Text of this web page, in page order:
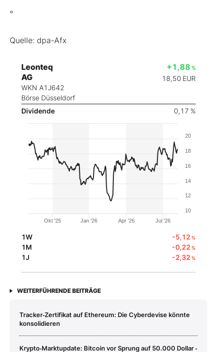
°
Quelle: dpa-Afx
Leonteq
AG
WKN A1J642
Börse Düsseldorf
+1,88 %
18,50 EUR
Dividende 0,17 %
Okt '25 Jan '26 Apr '26 Jul '26
10
12
14
16
18
20
1W -5,12%
1M -0,22%
1J -2,32%
WEITERFÜHRENDE BEITRÄGE
Tracker‑Zertifikat auf Ethereum: Die Cyberdevise könnte
konsolidieren
Krypto‑Marktupdate: Bitcoin vor Sprung auf 50.000 Dollar ‑